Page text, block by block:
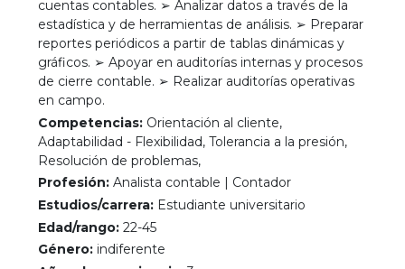
cuentas contables. ➢ Analizar datos a través de la
estadística y de herramientas de análisis. ➢ Preparar
reportes periódicos a partir de tablas dinámicas y
gráficos. ➢ Apoyar en auditorías internas y procesos
de cierre contable. ➢ Realizar auditorías operativas
en campo.
Competencias: Orientación al cliente,
Adaptabilidad - Flexibilidad, Tolerancia a la presión,
Resolución de problemas,
Profesión: Analista contable | Contador
Estudios/carrera: Estudiante universitario
Edad/rango: 22-45
Género: indiferente